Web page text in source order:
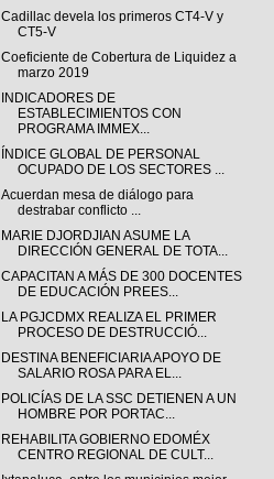
Cadillac devela los primeros CT4-V y
CT5-V
Coeficiente de Cobertura de Liquidez a
marzo 2019
INDICADORES DE
ESTABLECIMIENTOS CON
PROGRAMA IMMEX...
ÍNDICE GLOBAL DE PERSONAL
OCUPADO DE LOS SECTORES ...
Acuerdan mesa de diálogo para
destrabar conflicto ...
MARIE DJORDJIAN ASUME LA
DIRECCIÓN GENERAL DE TOTA...
CAPACITAN A MÁS DE 300 DOCENTES
DE EDUCACIÓN PREES...
LA PGJCDMX REALIZA EL PRIMER
PROCESO DE DESTRUCCIÓ...
DESTINA BENEFICIARIA APOYO DE
SALARIO ROSA PARA EL...
POLICÍAS DE LA SSC DETIENEN A UN
HOMBRE POR PORTAC...
REHABILITA GOBIERNO EDOMÉX
CENTRO REGIONAL DE CULT...